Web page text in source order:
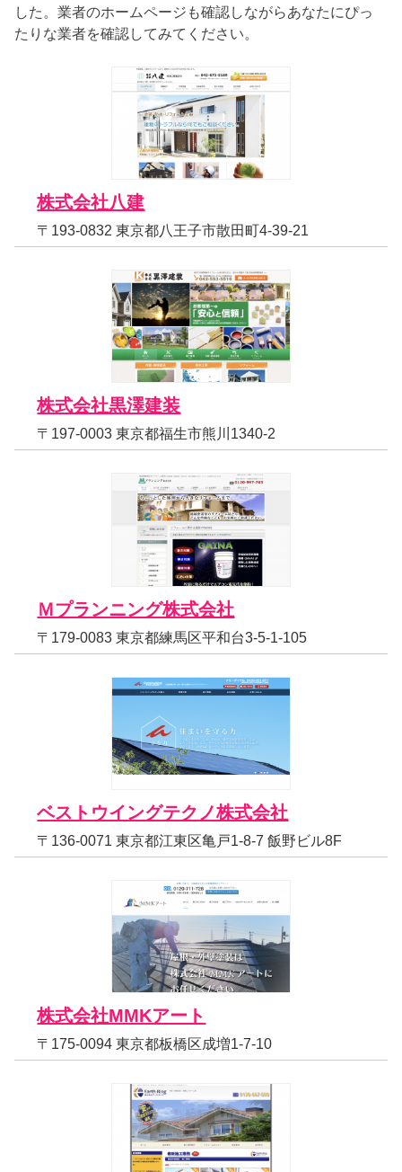
した。業者のホームページも確認しながらあなたにぴっ
たりな業者を確認してみてください。
株式会社八建
〒193-0832 東京都八王子市散田町4-39-21
株式会社黒澤建装
〒197-0003 東京都福生市熊川1340-2
Ｍプランニング株式会社
〒179-0083 東京都練馬区平和台3-5-1-105
ベストウイングテクノ株式会社
〒136-0071 東京都江東区亀戸1-8-7 飯野ビル8F
株式会社MMKアート
〒175-0094 東京都板橋区成増1-7-10